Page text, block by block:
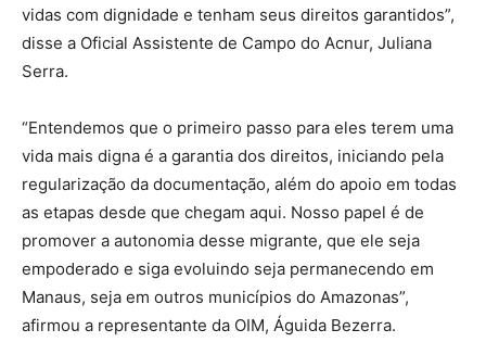
vidas com dignidade e tenham seus direitos garantidos”,
disse a Oficial Assistente de Campo do Acnur, Juliana
Serra.
“Entendemos que o primeiro passo para eles terem uma
vida mais digna é a garantia dos direitos, iniciando pela
regularização da documentação, além do apoio em todas
as etapas desde que chegam aqui. Nosso papel é de
promover a autonomia desse migrante, que ele seja
empoderado e siga evoluindo seja permanecendo em
Manaus, seja em outros municípios do Amazonas”,
afirmou a representante da OIM, Águida Bezerra.